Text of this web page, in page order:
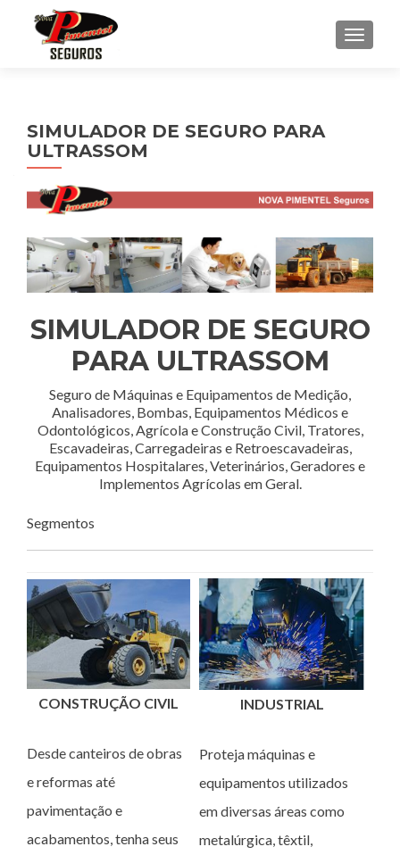
SIMULADOR DE SEGURO PARA
ULTRASSOM
SIMULADOR DE SEGURO
PARA ULTRASSOM
Seguro de Máquinas e Equipamentos de Medição,
Analisadores, Bombas, Equipamentos Médicos e
Odontológicos, Agrícola e Construção Civil, Tratores,
Escavadeiras, Carregadeiras e Retroescavadeiras,
Equipamentos Hospitalares, Veterinários, Geradores e
Implementos Agrícolas em Geral.
Segmentos
CONSTRUÇÃO CIVIL
Desde canteiros de obras
e reformas até
pavimentação e
acabamentos, tenha seus
INDUSTRIAL
Proteja máquinas e
equipamentos utilizados
em diversas áreas como
metalúrgica, têxtil,